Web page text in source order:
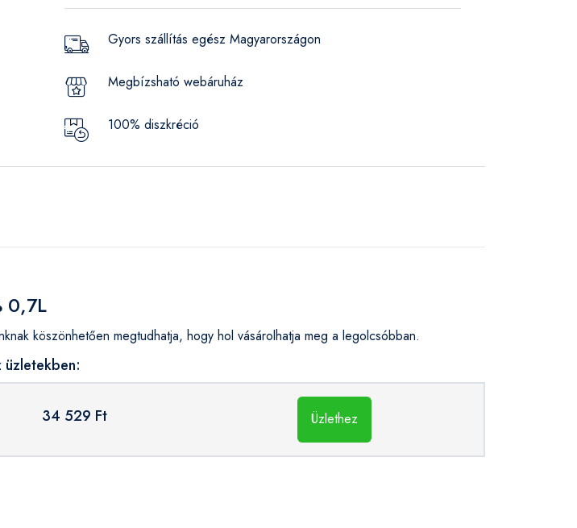
Gyors szállítás egész Magyarországon
Megbízsható webáruház
100% diszkréció
0,7L
köszönhetően megtudhatja, hogy hol vásárolhatja meg a legolcsóbban.
34 529 Ft Üzlethez